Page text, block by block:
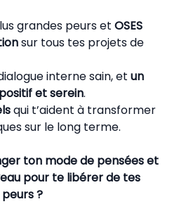
grandes peurs et OSES
sur tous tes projets de
interne sain, et un
et serein.
qui t’aident à transformer
sur le long terme.
ton mode de pensées et
pour te libérer de tes
?